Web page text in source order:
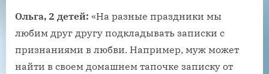
Ольга, 2 детей: «На разные праздники мы
любим друг другу подкладывать записки с
признаниями в любви. Например, муж может
найти в своем домашнем тапочке записку от